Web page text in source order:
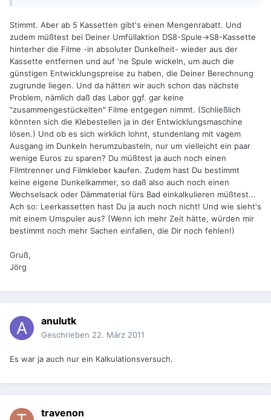
Stimmt. Aber ab 5 Kassetten gibt's einen Mengenrabatt. Und
zudem müßtest bei Deiner Umfüllaktion DS8-Spule->S8-Kassette
hinterher die Filme -in absoluter Dunkelheit- wieder aus der
Kassette entfernen und auf 'ne Spule wickeln, um auch die
günstigen Entwicklungspreise zu haben, die Deiner Berechnung
zugrunde liegen. Und da hätten wir auch schon das nächste
Problem, nämlich daß das Labor ggf. gar keine
"zusammengestückelten" Filme entgegen nimmt. (Schließlich
könnten sich die Klebestellen ja in der Entwicklungsmaschine
lösen.) Und ob es sich wirklich lohnt, stundenlang mit vagem
Ausgang im Dunkeln herumzubasteln, nur um vielleicht ein paar
wenige Euros zu sparen? Du müßtest ja auch noch einen
Filmtrenner und Filmkleber kaufen. Zudem hast Du bestimmt
keine eigene Dunkelkammer, so daß also auch noch einen
Wechselsack oder Dämmaterial fürs Bad einkalkulieren müßtest...
Ach so: Leerkassetten hast Du ja auch noch nicht! Und wie sieht's
mit einem Umspuler aus? (Wenn ich mehr Zeit hätte, würden mir
bestimmt noch mehr Sachen einfallen, die Dir noch fehlen!)
Gruß,
Jörg
anulutk
Geschrieben 22. März 2011
Es war ja auch nur ein Kalkulationsversuch.
travenon